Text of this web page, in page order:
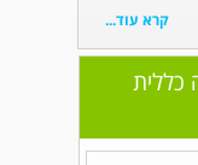
קרא עוד...
כללית